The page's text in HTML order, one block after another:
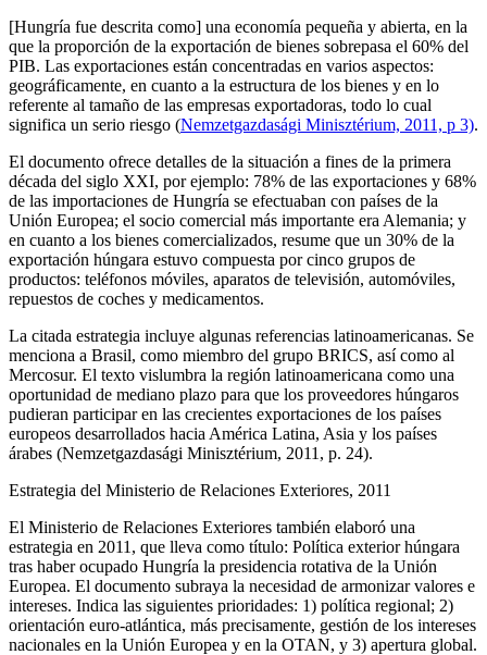
[Hungría fue descrita como] una economía pequeña y abierta, en la
que la proporción de la exportación de bienes sobrepasa el 60% del
PIB. Las exportaciones están concentradas en varios aspectos:
geográficamente, en cuanto a la estructura de los bienes y en lo
referente al tamaño de las empresas exportadoras, todo lo cual
significa un serio riesgo (Nemzetgazdasági Minisztérium, 2011, p 3).
El documento ofrece detalles de la situación a fines de la primera
década del siglo XXI, por ejemplo: 78% de las exportaciones y 68%
de las importaciones de Hungría se efectuaban con países de la
Unión Europea; el socio comercial más importante era Alemania; y
en cuanto a los bienes comercializados, resume que un 30% de la
exportación húngara estuvo compuesta por cinco grupos de
productos: teléfonos móviles, aparatos de televisión, automóviles,
repuestos de coches y medicamentos.
La citada estrategia incluye algunas referencias latinoamericanas. Se
menciona a Brasil, como miembro del grupo BRICS, así como al
Mercosur. El texto vislumbra la región latinoamericana como una
oportunidad de mediano plazo para que los proveedores húngaros
pudieran participar en las crecientes exportaciones de los países
europeos desarrollados hacia América Latina, Asia y los países
árabes (Nemzetgazdasági Minisztérium, 2011, p. 24).
Estrategia del Ministerio de Relaciones Exteriores, 2011
El Ministerio de Relaciones Exteriores también elaboró una
estrategia en 2011, que lleva como título: Política exterior húngara
tras haber ocupado Hungría la presidencia rotativa de la Unión
Europea. El documento subraya la necesidad de armonizar valores e
intereses. Indica las siguientes prioridades: 1) política regional; 2)
orientación euro-atlántica, más precisamente, gestión de los intereses
nacionales en la Unión Europea y en la OTAN, y 3) apertura global.